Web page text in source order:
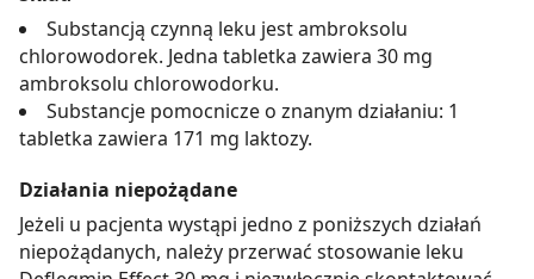
Substancją czynną leku jest ambroksolu
chlorowodorek. Jedna tabletka zawiera 30 mg
ambroksolu chlorowodorku.
Substancje pomocnicze o znanym działaniu: 1
tabletka zawiera 171 mg laktozy.
Działania niepożądane
Jeżeli u pacjenta wystąpi jedno z poniższych działań
niepożądanych, należy przerwać stosowanie leku